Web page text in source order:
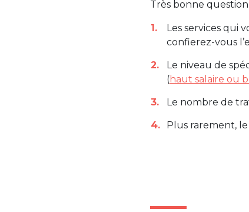
Très bonne
Les services qui
confierez-vous
Le niveau de
(haut salaire ou
Le nombre de
Plus rarement,